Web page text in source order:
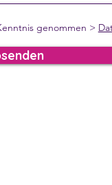
genommen >